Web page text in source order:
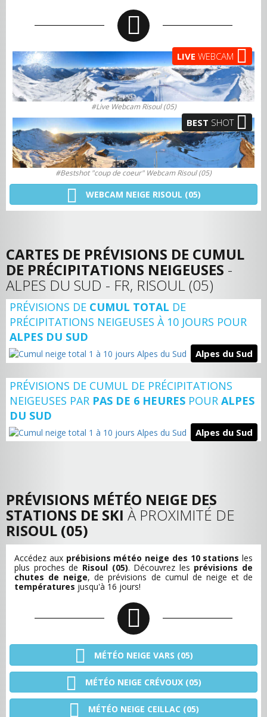
LIVE WEBCAM
#Live Webcam Risoul (05)
BEST SHOT
#Bestshot "coup de coeur" Webcam Risoul (05)
WEBCAM NEIGE RISOUL (05)
CARTES DE PRÉVISIONS DE CUMUL
DE PRÉCIPITATIONS NEIGEUSES -
ALPES DU SUD - FR, RISOUL (05)
PRÉVISIONS DE CUMUL TOTAL DE
PRÉCIPITATIONS NEIGEUSES À 10 JOURS POUR
ALPES DU SUD
Alpes du Sud
PRÉVISIONS DE CUMUL DE PRÉCIPITATIONS
NEIGEUSES PAR PAS DE 6 HEURES POUR ALPES
DU SUD
Alpes du Sud
PRÉVISIONS MÉTÉO NEIGE DES
STATIONS DE SKI À PROXIMITÉ DE
RISOUL (05)
Accédez aux prébisions météo neige des 10 stations les
plus proches de Risoul (05). Découvrez les prévisions de
chutes de neige, deprévisions de cumul de neige et de
températures jusqu'à 16 jours!
MÉTÉO NEIGE VARS (05)
MÉTÉO NEIGE CRÉVOUX (05)
MÉTÉO NEIGE CEILLAC (05)